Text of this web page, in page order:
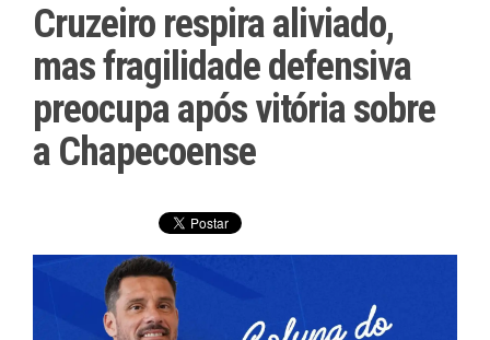
Cruzeiro respira aliviado,
mas fragilidade defensiva
preocupa após vitória sobre
a Chapecoense